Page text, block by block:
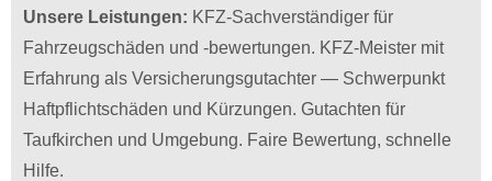
Unsere Leistungen: KFZ-Sachverständiger für
Fahrzeugschäden und -bewertungen. KFZ-Meister mit
Erfahrung als Versicherungsgutachter — Schwerpunkt
Haftpflichtschäden und Kürzungen. Gutachten für
Taufkirchen und Umgebung. Faire Bewertung, schnelle
Hilfe.